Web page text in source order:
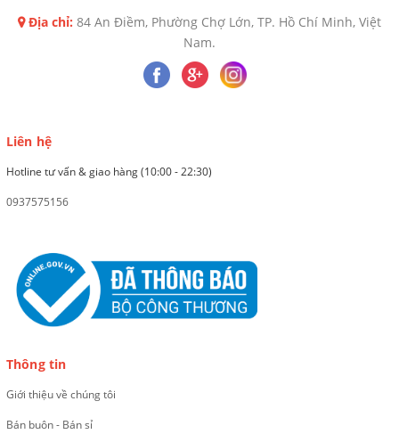
Địa chỉ: 84 An Điềm, Phường Chợ Lớn, TP. Hồ Chí Minh, Việt
Nam.
Liên hệ
Hotline tư vấn & giao hàng (10:00 - 22:30)
0937575156
Thông tin
Giới thiệu về chúng tôi
Bán buôn - Bán sỉ